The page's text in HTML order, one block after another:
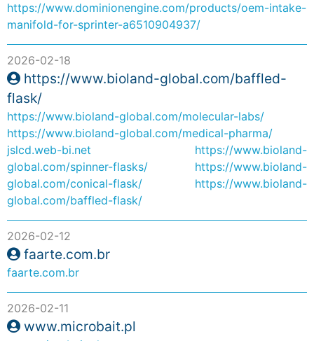
https://www.dominionengine.com/products/oem-intake-
manifold-for-sprinter-a6510904937/
2026-02-18
https://www.bioland-global.com/baffled-
flask/
https://www.bioland-global.com/molecular-labs/
https://www.bioland-global.com/medical-pharma/
jslcd.web-bi.net
https://www.bioland-
global.com/spinner-flasks/
https://www.bioland-
global.com/conical-flask/
https://www.bioland-
global.com/baffled-flask/
2026-02-12
faarte.com.br
faarte.com.br
2026-02-11
www.microbait.pl